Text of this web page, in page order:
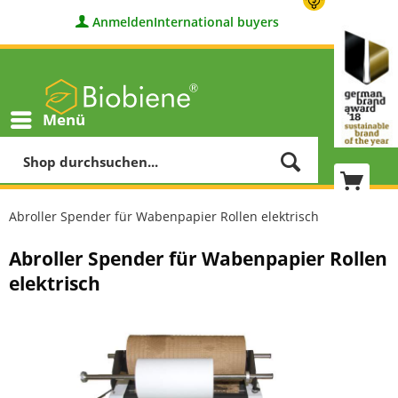
AnmeldenInternational buyers
Menü
Abroller Spender für Wabenpapier Rollen elektrisch
Abroller Spender für Wabenpapier Rollen
elektrisch